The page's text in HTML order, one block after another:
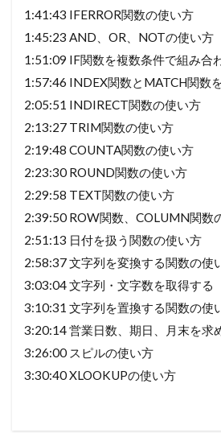
1:41:43 IFERROR関数の使い方
1:45:23 AND、OR、NOTの使い方
1:51:09 IF関数を複数条件で組み合
1:57:46 INDEX関数とMATCH関数
2:05:51 INDIRECT関数の使い方
2:13:27 TRIM関数の使い方
2:19:48 COUNTA関数の使い方
2:23:30 ROUND関数の使い方
2:29:58 TEXT関数の使い方
2:39:50 ROW関数、COLUMN関数
2:51:13 日付を扱う関数の使い方
2:58:37 文字列を変換する関数の使
3:03:04 文字列・文字数を取得する
3:10:31 文字列を置換する関数の使
3:20:14 営業日数、期日、月末を求
3:26:00 スピルの使い方
3:30:40 XLOOKUPの使い方